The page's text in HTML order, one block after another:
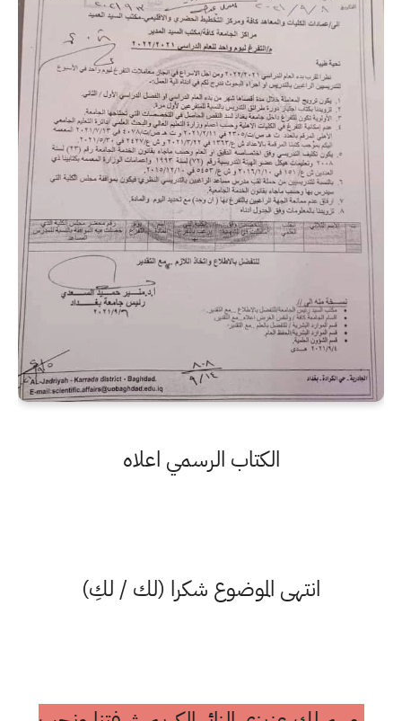
الكتاب الرسمي اعلاه
انتهى الموضوع شكرا (لك / لكِ)